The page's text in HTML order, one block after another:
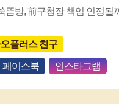
뜸방, 前구청장 책임 인정될
플러스 친구
페이스북 인스타그램